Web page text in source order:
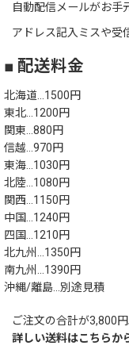
自動配信メールがお手
アドレス記入ミスや受
■ 配送料金
北海道…1500円
東北…1200円
関東…880円
信越…970円
東海…1030円
北陸…1080円
関西…1150円
中国…1240円
四国…1210円
北九州…1350円
南九州…1390円
沖縄/離島…別途見積
ご注文の合計が3,800
詳しい送料はこちらか